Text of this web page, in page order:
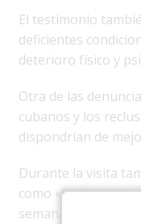
El testimonio
deficientes
deterioro físico y
Otra de las
cubanos y los
dispondrían de
Durante la visita
como
semanas en Villa